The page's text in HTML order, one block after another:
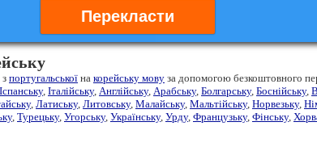
Перекласти
португальської на корейську мову за допомогою безкоштовного
Іспанську, Італійську, Англійську, Арабську, Болгарську, Боснійську,
, Латиську, Литовську, Малайську, Мальтійську, Норвезьку,
, Турецьку, Угорську, Українську, Урду, Французьку, Фінську,